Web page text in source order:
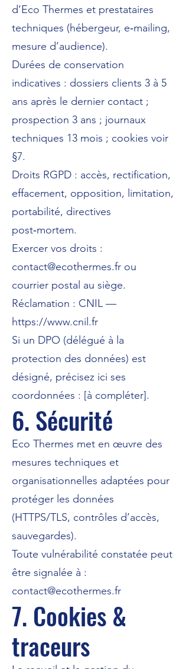
d’Eco Thermes et prestataires
techniques (hébergeur, e‑mailing,
mesure d’audience).
Durées de conservation
indicatives : dossiers clients 3 à 5
ans après le dernier contact ;
prospection 3 ans ; journaux
techniques 13 mois ; cookies voir
§7.
Droits RGPD : accès, rectification,
effacement, opposition, limitation,
portabilité, directives
post‑mortem.
Exercer vos droits :
contact@ecothermes.fr ou
courrier postal au siège.
Réclamation : CNIL —
https://www.cnil.fr
Si un DPO (délégué à la
protection des données) est
désigné, précisez ici ses
coordonnées : [à compléter].
6. Sécurité
Eco Thermes met en œuvre des
mesures techniques et
organisationnelles adaptées pour
protéger les données
(HTTPS/TLS, contrôles d’accès,
sauvegardes).
Toute vulnérabilité constatée peut
être signalée à :
contact@ecothermes.fr
7. Cookies &
traceurs